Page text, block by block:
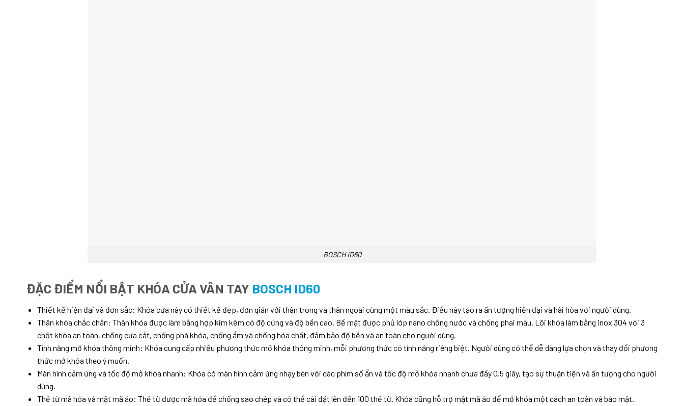
BOSCH ID60
ĐẶC ĐIỂM NỔI BẬT KHÓA CỬA VÂN TAY BOSCH ID60
Thiết kế hiện đại và đơn sắc: Khóa cửa này có thiết kế đẹp, đơn giản với thân trong và thân ngoài cùng một màu sắc. Điều này tạo ra ấn tượng hiện đại và hài hòa với người dùng.
Thân khóa chắc chắn: Thân khóa được làm bằng hợp kim kẽm có độ cứng và độ bền cao. Bề mặt được phủ lớp nano chống nước và chống phai màu. Lõi khóa làm bằng inox 304 với 3
chốt khóa an toàn, chống cưa cắt, chống phá khóa, chống ẩm và chống hóa chất, đảm bảo độ bền và an toàn cho người dùng.
Tính năng mở khóa thông minh: Khóa cung cấp nhiều phương thức mở khóa thông minh, mỗi phương thức có tính năng riêng biệt. Người dùng có thể dễ dàng lựa chọn và thay đổi phương
thức mở khóa theo ý muốn.
Màn hình cảm ứng và tốc độ mở khóa nhanh: Khóa có màn hình cảm ứng nhạy bén với các phím số ẩn và tốc độ mở khóa nhanh chưa đầy 0.5 giây, tạo sự thuận tiện và ấn tượng cho người
dùng.
Thẻ từ mã hóa và mật mã ảo: Thẻ từ được mã hóa để chống sao chép và có thể cài đặt lên đến 100 thẻ từ. Khóa cũng hỗ trợ mật mã ảo để mở khóa một cách an toàn và bảo mật.